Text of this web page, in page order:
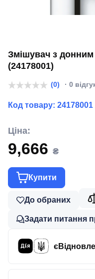
Змішувач з
(24178001)
(0) · 0
Код товару: 24178001
Ціна:
9,666 ₴
Купити
До обраних
Задати питання